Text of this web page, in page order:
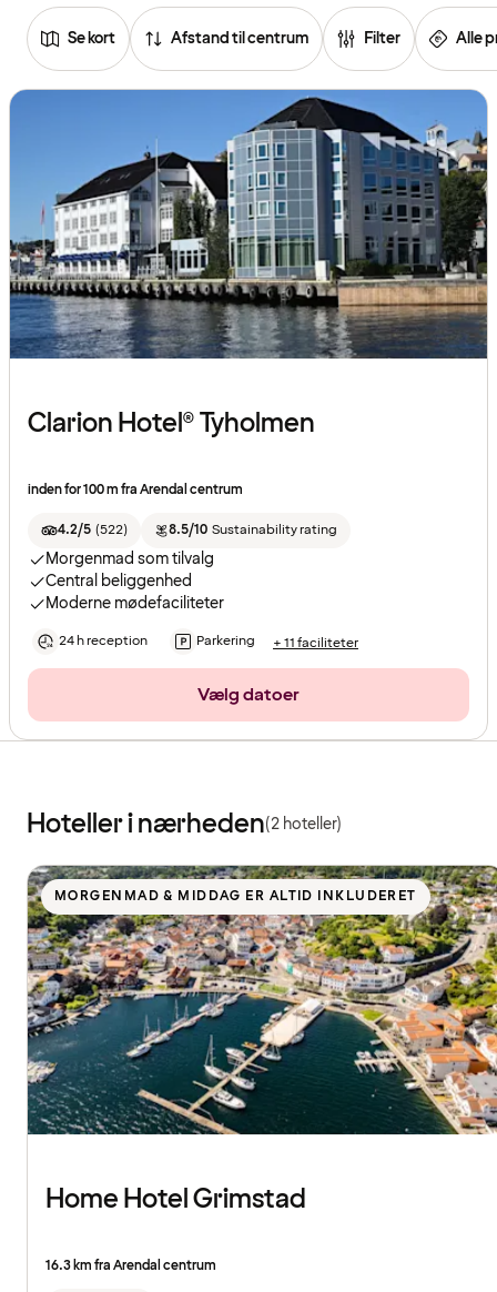
Se kort Afstand til centrum Filter Alle
Se
hoteller
Clarion Hotel® Tyholmen
inden for 100 m fra Arendal centrum
4.2/5 (522) 8.5/10 Sustainability rating
Morgenmad som tilvalg
Central beliggenhed
Moderne mødefaciliteter
24 h reception Parkering + 11 faciliteter
Vælg datoer
Hoteller i nærheden(2 hoteller)
MORGENMAD & MIDDAG ER ALTID INKLUDERET
Home Hotel Grimstad
16.3 km fra Arendal centrum